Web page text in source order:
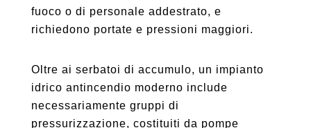
fuoco o di personale addestrato, e
richiedono portate e pressioni maggiori.
Oltre ai serbatoi di accumulo, un impianto
idrico antincendio moderno include
necessariamente gruppi di
pressurizzazione, costituiti da pompe